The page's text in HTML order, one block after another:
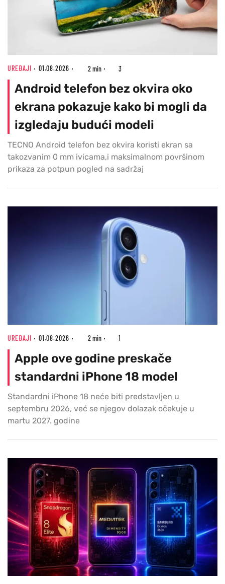
UREĐAJI 01.08.2026 2 min 3
Android telefon bez okvira oko
ekrana pokazuje kako bi mogli da
izgledaju budući modeli
TECNO Android telefon bez okvira koristi ekran sa
takozvanim 0 mm ivicama,i maksimalnom površinom
prikaza za potpun pogled na sadržaj
UREĐAJI 01.08.2026 2 min 1
Apple ove godine preskače
standardni iPhone 18 model
Standardni iPhone 18 neće biti predstavljen u
septembru 2026, već se njegov dolazak očekuje u
martu 2027. godine